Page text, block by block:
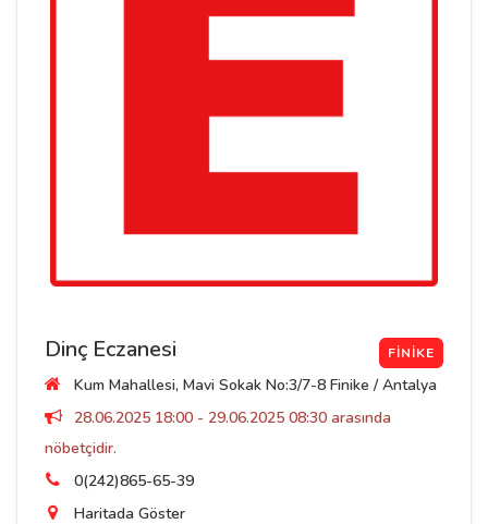
Dinç Eczanesi FINIKE
Kum Mahallesi, Mavi Sokak No:3/7-8 Finike / Antalya
28.06.2025 18:00 - 29.06.2025 08:30 arasında
nöbetçidir.
0(242)865-65-39
Haritada Göster